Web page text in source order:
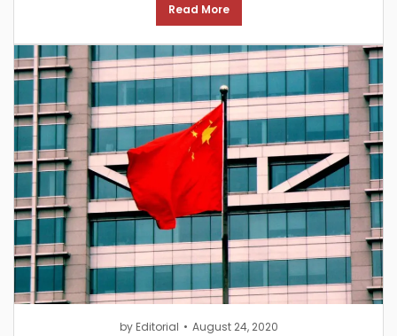
Read More
by Editorial August 24, 2020